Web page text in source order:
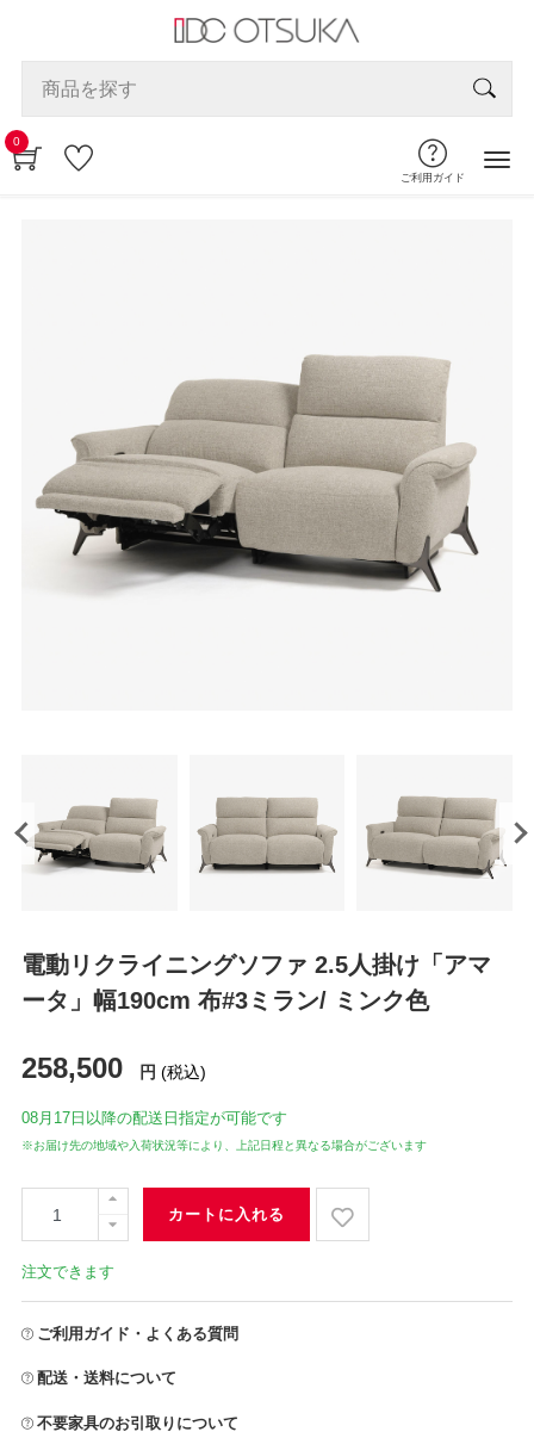
0
ご利用ガイド
電動リクライニングソファ 2.5人掛け「アマ
ータ」幅190cm 布#3ミラン/ ミンク色
258,500 円 (税込)
08月17日 以降の配送日指定が可能です
※お届け先の地域や入荷状況等により、上記日程と異なる場合がございます
カートに入れる
注文できます
ご利用ガイド・よくある質問
配送・送料について
不要家具のお引取りについて